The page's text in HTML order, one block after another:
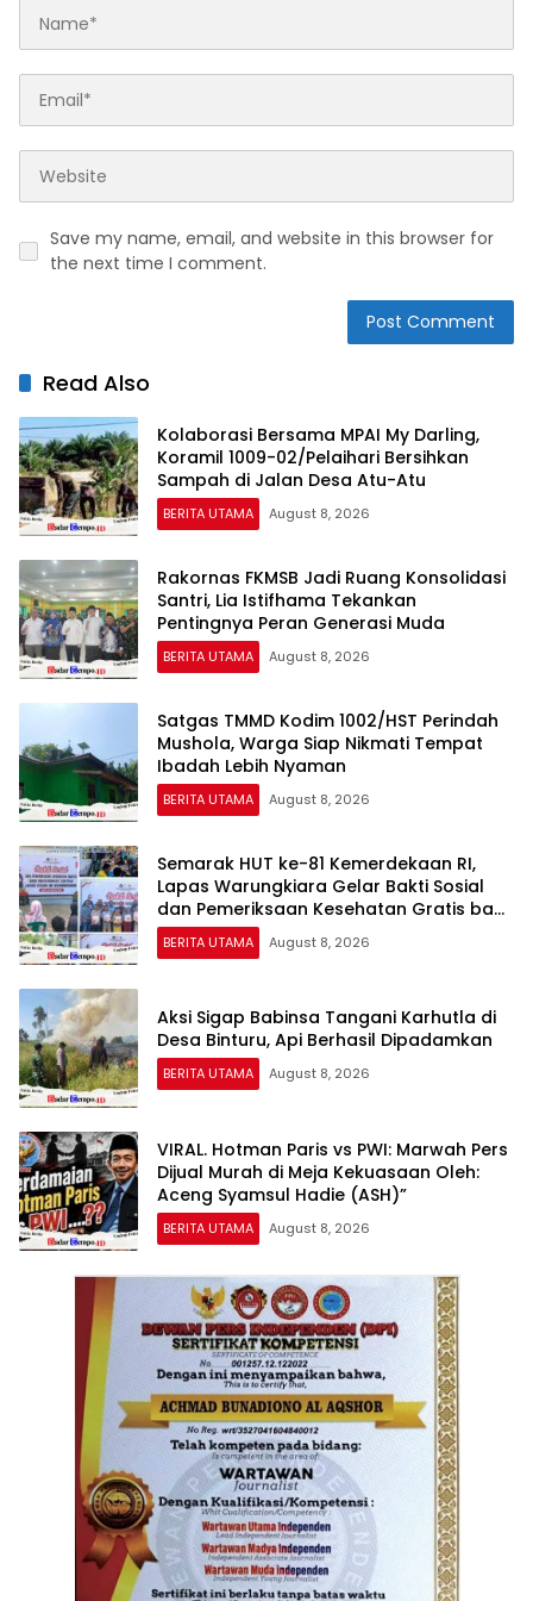
Save my name, email, and website in this browser for
the next time I comment.
Read Also
Kolaborasi Bersama MPAI My Darling,
Koramil 1009-02/Pelaihari Bersihkan
Sampah di Jalan Desa Atu-Atu
BERITA UTAMA August 8, 2026
Rakornas FKMSB Jadi Ruang Konsolidasi
Santri, Lia Istifhama Tekankan
Pentingnya Peran Generasi Muda
BERITA UTAMA August 8, 2026
Satgas TMMD Kodim 1002/HST Perindah
Mushola, Warga Siap Nikmati Tempat
Ibadah Lebih Nyaman
BERITA UTAMA August 8, 2026
Semarak HUT ke-81 Kemerdekaan RI,
Lapas Warungkiara Gelar Bakti Sosial
dan Pemeriksaan Kesehatan Gratis bagi
Masyarakat
BERITA UTAMA August 8, 2026
Aksi Sigap Babinsa Tangani Karhutla di
Desa Binturu, Api Berhasil Dipadamkan
BERITA UTAMA August 8, 2026
VIRAL. Hotman Paris vs PWI: Marwah Pers
Dijual Murah di Meja Kekuasaan Oleh:
Aceng Syamsul Hadie (ASH)”
BERITA UTAMA August 8, 2026